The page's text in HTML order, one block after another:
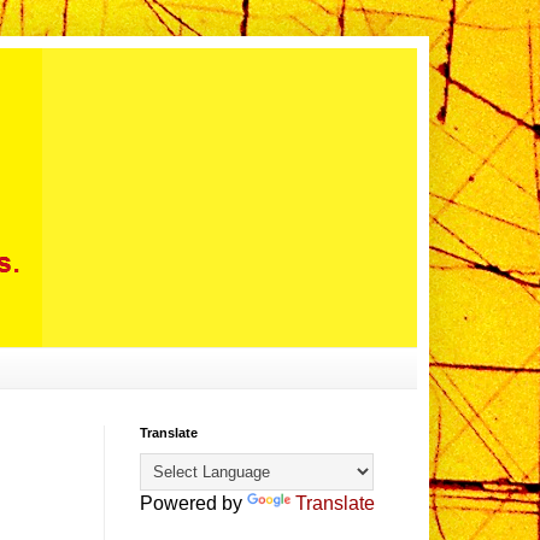
Translate
Powered by Translate